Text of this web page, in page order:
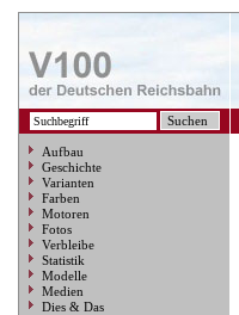
Aufbau
Geschichte
Varianten
Farben
Motoren
Fotos
Verbleibe
Statistik
Modelle
Medien
Dies & Das